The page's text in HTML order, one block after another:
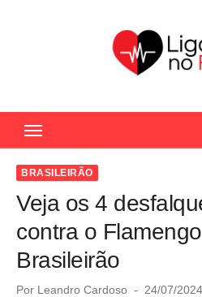
c
BRASILEIRÃO
Veja os 4
contra o
Brasileirão
Por Leandro Cardoso
P
24/07/